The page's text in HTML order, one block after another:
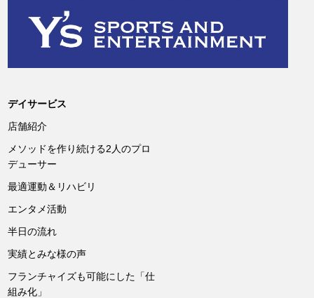
デイサービス
店舗紹介
メソッドを作り続ける2人のプロ
デューサー
最適運動＆リハビリ
エンタメ活動
半日の流れ
実績とみな様の声
フランチャイズも可能にした「仕
組み化」